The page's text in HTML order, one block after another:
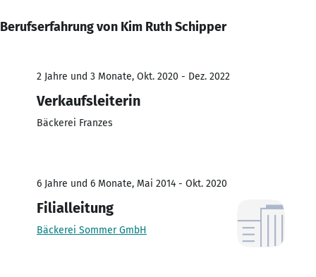
Berufserfahrung von Kim Ruth Schipper
2 Jahre und 3 Monate, Okt. 2020 - Dez. 2022
Verkaufsleiterin
Bäckerei Franzes
6 Jahre und 6 Monate, Mai 2014 - Okt. 2020
Filialleitung
Bäckerei Sommer GmbH